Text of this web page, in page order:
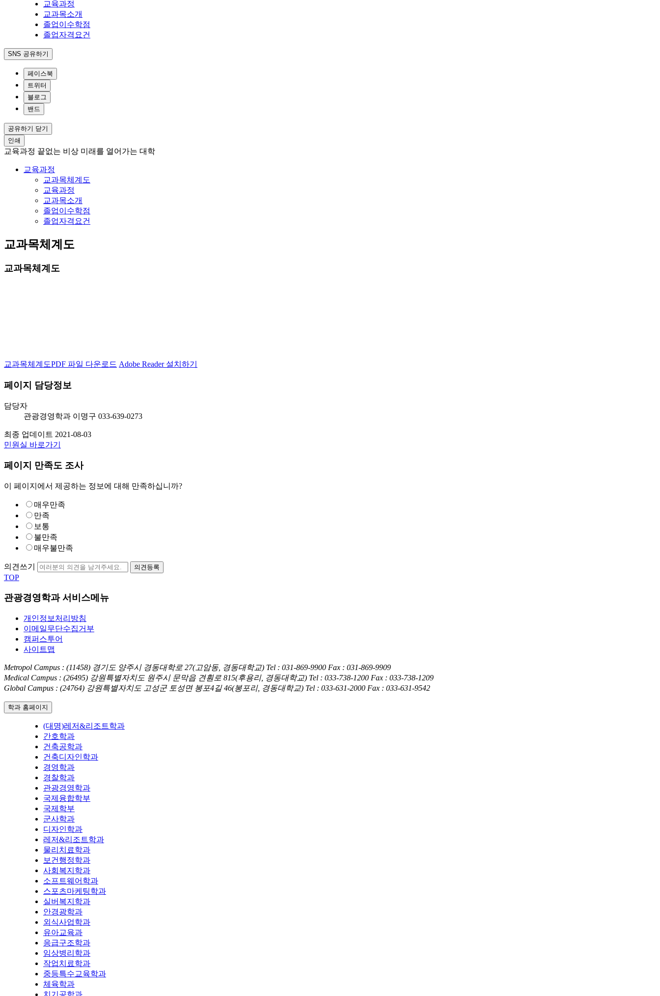
교육과정
교과목소개
졸업이수학점
졸업자격요건
SNS 공유하기
페이스북
트위터
블로그
밴드
공유하기 닫기
인쇄
교육과정 끝없는 비상 미래를 열어가는 대학
교육과정
교과목체계도
교육과정
교과목소개
졸업이수학점
졸업자격요건
교과목체계도
교과목체계도
교과목체계도PDF 파일 다운로드 Adobe Reader 설치하기
페이지 담당정보
담당자
관광경영학과 이명구 033-639-0273
최종 업데이트 2021-08-03
민원실 바로가기
페이지 만족도 조사
이 페이지에서 제공하는 정보에 대해 만족하십니까?
매우만족
만족
보통
불만족
매우불만족
의견쓰기 의견등록
TOP
관광경영학과 서비스메뉴
개인정보처리방침
이메일무단수집거부
캠퍼스투어
사이트맵
Metropol Campus : (11458) 경기도 양주시 경동대학로 27(고암동, 경동대학교) Tel : 031-869-9900 Fax : 031-869-9909
Medical Campus : (26495) 강원특별자치도 원주시 문막읍 견훤로 815(후용리, 경동대학교) Tel : 033-738-1200 Fax : 033-738-1209
Global Campus : (24764) 강원특별자치도 고성군 토성면 봉포4길 46(봉포리, 경동대학교) Tel : 033-631-2000 Fax : 033-631-9542
학과 홈페이지
(대명)레저&리조트학과
간호학과
건축공학과
건축디자인학과
경영학과
경찰학과
관광경영학과
국제융합학부
국제학부
군사학과
디자인학과
레저&리조트학과
물리치료학과
보건행정학과
사회복지학과
소프트웨어학과
스포츠마케팅학과
실버복지학과
안경광학과
외식사업학과
유아교육과
응급구조학과
임상병리학과
작업치료학과
중등특수교육학과
체육학과
치기공학과